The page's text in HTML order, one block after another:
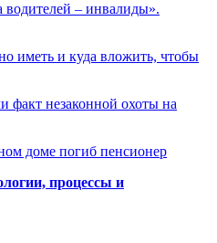
водителей – инвалиды».
иметь и куда вложить, чтобы
факт незаконной охоты на
доме погиб пенсионер
процессы и